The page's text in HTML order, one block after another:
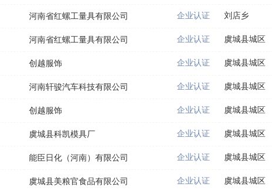
河南省红螺工量具有限公司 企业认证 刘店乡
河南省红螺工量具有限公司 企业认证 虞城县城区
创越服饰 企业认证 虞城县城区
河南轩骏汽车科技有限公司 企业认证 虞城县城区
创越服饰 企业认证 虞城县城区
虞城县科凯模具厂 企业认证 虞城县城区
能臣日化（河南）有限公司 企业认证 虞城县城区
虞城县美粮官食品有限公司 企业认证 虞城县城区